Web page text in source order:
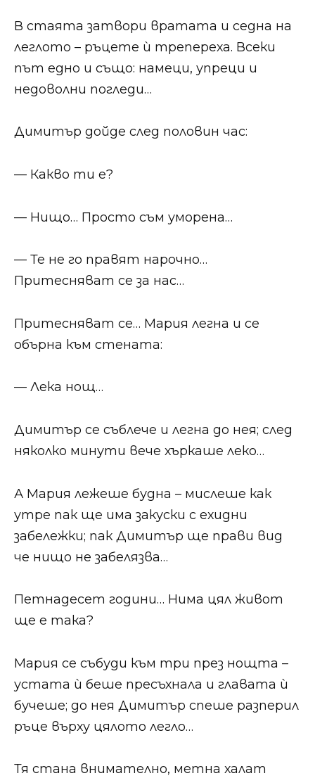
В стаята затвори вратата и седна на
леглото – ръцете ѝ трепереха. Всеки
път едно и също: намеци, упреци и
недоволни погледи…
Димитър дойде след половин час:
— Какво ти е?
— Нищо… Просто съм уморена…
— Те не го правят нарочно…
Притесняват се за нас…
Притесняват се… Мария легна и се
обърна към стената:
— Лека нощ…
Димитър се съблече и легна до нея; след
няколко минути вече хъркаше леко…
А Мария лежеше будна – мислеше как
утре пак ще има закуски с ехидни
забележки; пак Димитър ще прави вид
че нищо не забелязва…
Петнадесет години… Нима цял живот
ще е така?
Мария се събуди към три през нощта –
устата ѝ беше пресъхнала и главата ѝ
бучеше; до нея Димитър спеше разперил
ръце върху цялото легло…
Тя стана внимателно, метна халат